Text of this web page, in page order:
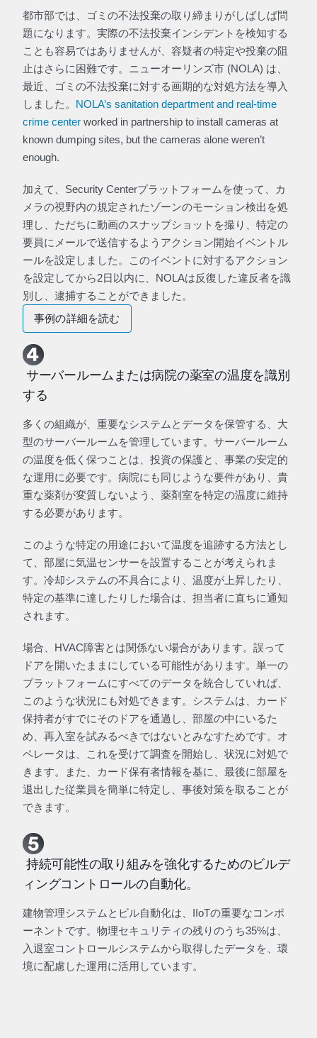
都市部では、ゴミの不法投棄の取り締まりがしばしば問
題になります。実際の不法投棄インシデントを検知する
ことも容易ではありませんが、容疑者の特定や投棄の阻
止はさらに困難です。ニューオーリンズ市 (NOLA) は、
最近、ゴミの不法投棄に対する画期的な対処方法を導入
しました。 NOLA’s sanitation department and real-time
crime center worked in partnership to install cameras at
known dumping sites, but the cameras alone weren’t
enough.
加えて、Security Centerプラットフォームを使って、カ
メラの視野内の規定されたゾーンのモーション検出を処
理し、ただちに動画のスナップショットを撮り、特定の
要員にメールで送信するようアクション開始イベントル
ールを設定しました。このイベントに対するアクション
を設定してから2日以内に、NOLAは反復した違反者を識
別し、逮捕することができました。
事例の詳細を読む
サーバールームまたは病院の薬室の温度を識別
する
多くの組織が、重要なシステムとデータを保管する、大
型のサーバールームを管理しています。サーバールーム
の温度を低く保つことは、投資の保護と、事業の安定的
な運用に必要です。病院にも同じような要件があり、貴
重な薬剤が変質しないよう、薬剤室を特定の温度に維持
する必要があります。
このような特定の用途において温度を追跡する方法とし
て、部屋に気温センサーを設置することが考えられま
す。冷却システムの不具合により、温度が上昇したり、
特定の基準に達したりした場合は、担当者に直ちに通知
されます。
場合、HVAC障害とは関係ない場合があります。誤って
ドアを開いたままにしている可能性があります。単一の
プラットフォームにすべてのデータを統合していれば、
このような状況にも対処できます。システムは、カード
保持者がすでにそのドアを通過し、部屋の中にいるた
め、再入室を試みるべきではないとみなすためです。オ
ペレータは、これを受けて調査を開始し、状況に対処で
きます。また、カード保有者情報を基に、最後に部屋を
退出した従業員を簡単に特定し、事後対策を取ることが
できます。
持続可能性の取り組みを強化するためのビルデ
ィングコントロールの自動化。
建物管理システムとビル自動化は、IIoTの重要なコンポ
ーネントです。物理セキュリティの残りのうち35%は、
入退室コントロールシステムから取得したデータを、環
境に配慮した運用に活用しています。